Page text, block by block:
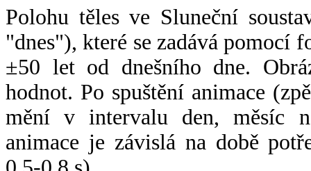
Polohu těles ve Sluneční
"dnes"), které se zadává pomocí
±50 let od dnešního dne.
hodnot. Po spuštění animace
mění v intervalu den, měsíc
animace je závislá na době